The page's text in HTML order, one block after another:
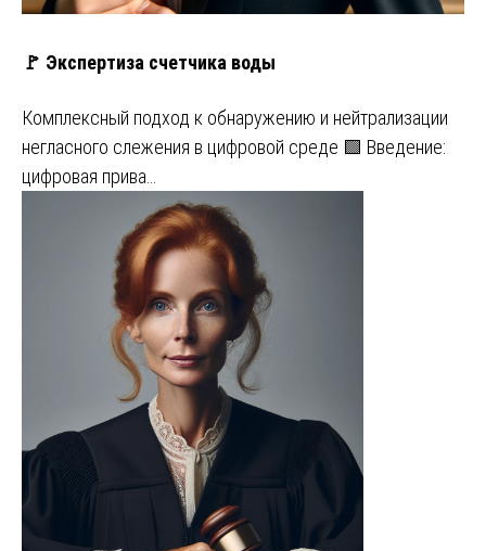
🚩 Экспертиза счетчика воды
Комплексный подход к обнаружению и нейтрализации
негласного слежения в цифровой среде 🟩 Введение:
цифровая прива…